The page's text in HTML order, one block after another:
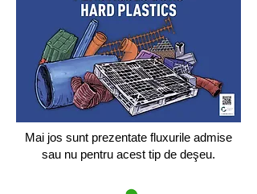
Mai jos sunt prezentate fluxurile admise
sau nu pentru acest tip de deşeu.